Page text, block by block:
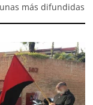
más difundidas